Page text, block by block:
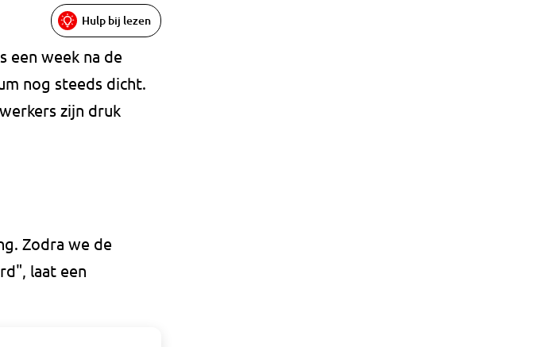
Hulp bij lezen
een week na de
nog steeds dicht.
zijn druk
Zodra we de
laat een